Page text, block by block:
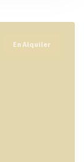
En Alquiler